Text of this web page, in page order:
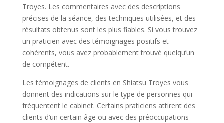
Troyes. Les commentaires avec des descriptions
précises de la séance, des techniques utilisées, et des
résultats obtenus sont les plus fiables. Si vous trouvez
un praticien avec des témoignages positifs et
cohérents, vous avez probablement trouvé quelqu’un
de compétent.
Les témoignages de clients en Shiatsu Troyes vous
donnent des indications sur le type de personnes qui
fréquentent le cabinet. Certains praticiens attirent des
clients d’un certain âge ou avec des préoccupations